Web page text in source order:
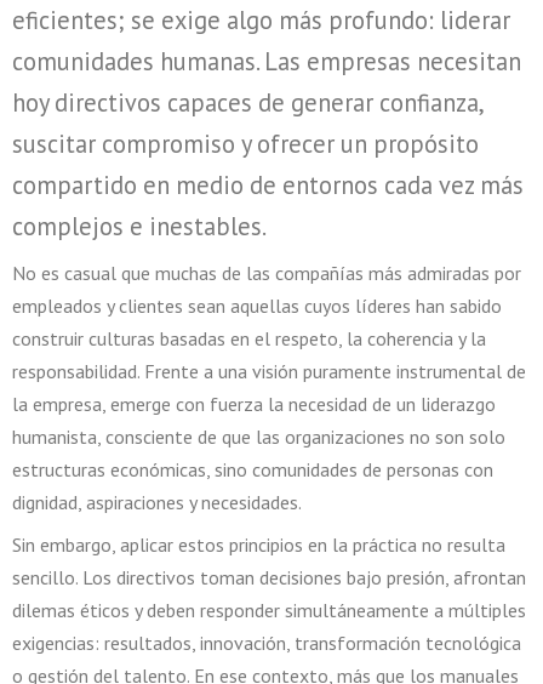
eficientes; se exige algo más profundo: liderar
comunidades humanas. Las empresas necesitan
hoy directivos capaces de generar confianza,
suscitar compromiso y ofrecer un propósito
compartido en medio de entornos cada vez más
complejos e inestables.
No es casual que muchas de las compañías más admiradas por
empleados y clientes sean aquellas cuyos líderes han sabido
construir culturas basadas en el respeto, la coherencia y la
responsabilidad. Frente a una visión puramente instrumental de
la empresa, emerge con fuerza la necesidad de un liderazgo
humanista, consciente de que las organizaciones no son solo
estructuras económicas, sino comunidades de personas con
dignidad, aspiraciones y necesidades.
Sin embargo, aplicar estos principios en la práctica no resulta
sencillo. Los directivos toman decisiones bajo presión, afrontan
dilemas éticos y deben responder simultáneamente a múltiples
exigencias: resultados, innovación, transformación tecnológica
o gestión del talento. En ese contexto, más que los manuales